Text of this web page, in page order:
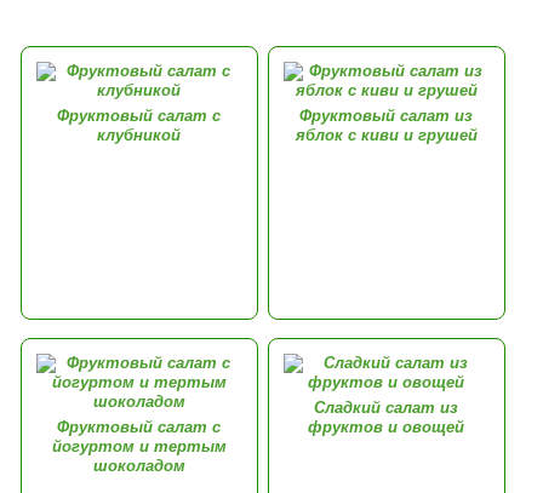
Фруктовый салат с
клубникой
Фруктовый салат из
яблок с киви и грушей
Фруктовый салат с
йогуртом и тертым
шоколадом
Сладкий салат из
фруктов и овощей